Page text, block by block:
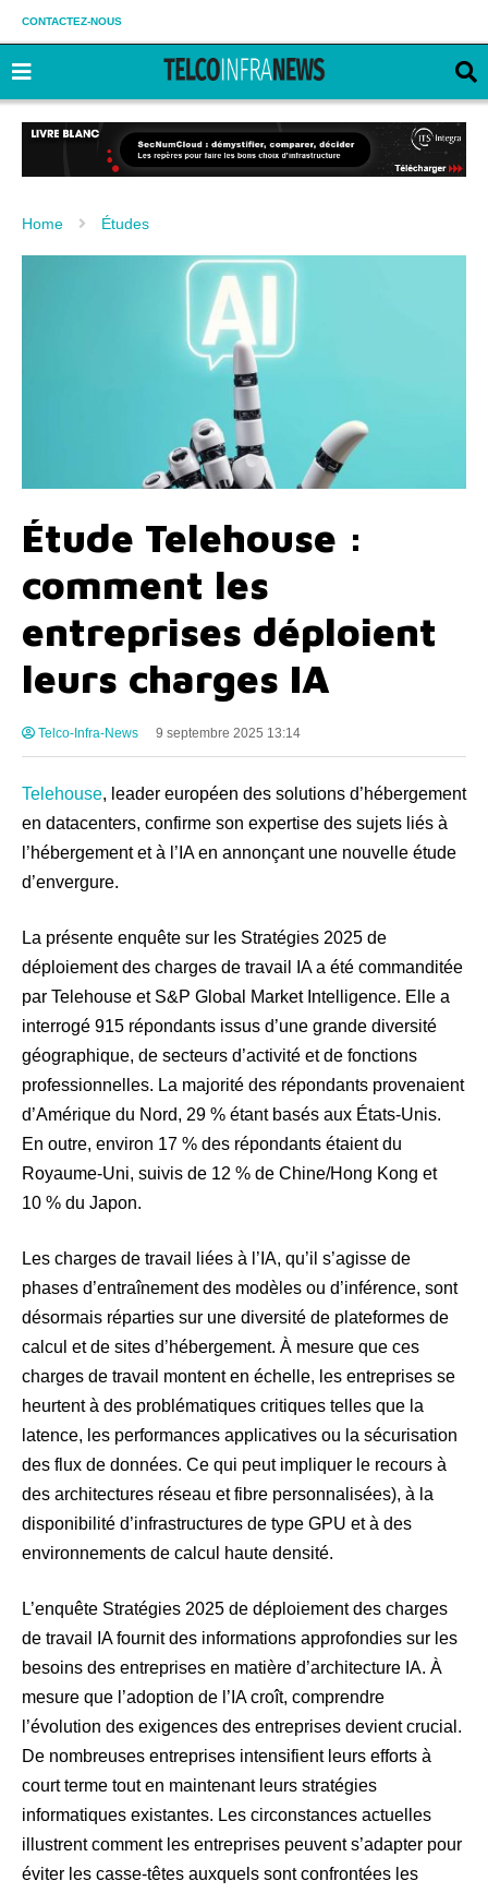
CONTACTEZ-NOUS
Home Études
Étude Telehouse :
comment les
entreprises déploient
leurs charges IA
Telco-Infra-News 9 septembre 2025 13:14
Telehouse, leader européen des solutions d’hébergement
en datacenters, confirme son expertise des sujets liés à
l’hébergement et à l’IA en annonçant une nouvelle étude
d’envergure.
La présente enquête sur les Stratégies 2025 de
déploiement des charges de travail IA a été commanditée
par Telehouse et S&P Global Market Intelligence. Elle a
interrogé 915 répondants issus d’une grande diversité
géographique, de secteurs d’activité et de fonctions
professionnelles. La majorité des répondants provenaient
d’Amérique du Nord, 29 % étant basés aux États-Unis.
En outre, environ 17 % des répondants étaient du
Royaume-Uni, suivis de 12 % de Chine/Hong Kong et
10 % du Japon.
Les charges de travail liées à l’IA, qu’il s’agisse de
phases d’entraînement des modèles ou d’inférence, sont
désormais réparties sur une diversité de plateformes de
calcul et de sites d’hébergement. À mesure que ces
charges de travail montent en échelle, les entreprises se
heurtent à des problématiques critiques telles que la
latence, les performances applicatives ou la sécurisation
des flux de données. Ce qui peut impliquer le recours à
des architectures réseau et fibre personnalisées), à la
disponibilité d’infrastructures de type GPU et à des
environnements de calcul haute densité.
L’enquête Stratégies 2025 de déploiement des charges
de travail IA fournit des informations approfondies sur les
besoins des entreprises en matière d’architecture IA. À
mesure que l’adoption de l’IA croît, comprendre
l’évolution des exigences des entreprises devient crucial.
De nombreuses entreprises intensifient leurs efforts à
court terme tout en maintenant leurs stratégies
informatiques existantes. Les circonstances actuelles
illustrent comment les entreprises peuvent s’adapter pour
éviter les casse-têtes auxquels sont confrontées les